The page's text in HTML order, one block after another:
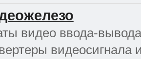
видео ввода-
видеосигнала